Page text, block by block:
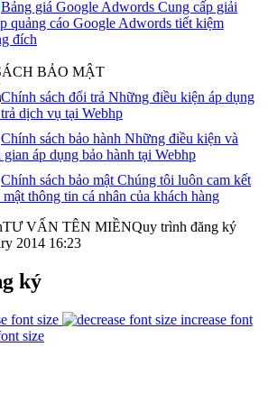
Bảng giá Google Adwords Cung cấp giải
quảng cáo Google Adwords tiết kiệm
đích
BẢO MẬT
Chính sách đổi trả Những điều kiện áp dụng
dịch vụ tại Webhp
Chính sách bảo hành Những điều kiện và
gian áp dụng bảo hành tại Webhp
Chính sách bảo mật Chúng tôi luôn cam kết
mật thông tin cá nhân của khách hàng
TƯ VẤN TÊN MIỀNQuy trình đăng ký
2014 16:23
ký
font size
increase font